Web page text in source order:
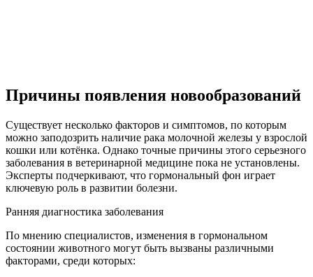
Причины появления новообразований
Существует несколько факторов и симптомов, по которым
можно заподозрить наличие рака молочной железы у взрослой
кошки или котёнка. Однако точные причины этого серьезного
заболевания в ветеринарной медицине пока не установлены.
Эксперты подчеркивают, что гормональный фон играет
ключевую роль в развитии болезни.
Ранняя диагностика заболевания
По мнению специалистов, изменения в гормональном
состоянии животного могут быть вызваны различными
факторами, среди которых: